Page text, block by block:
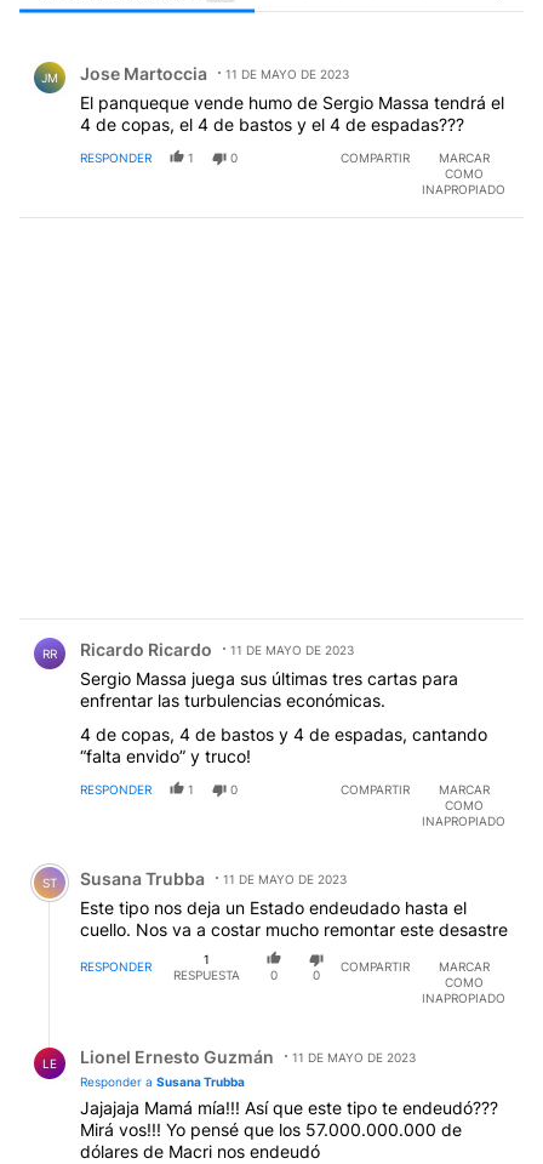
JM Jose Martoccia 11 DE MAYO DE 2023
El panqueque vende humo de Sergio Massa tendrá el
4 de copas, el 4 de bastos y el 4 de espadas???
RESPONDER 1 0 COMPARTIR
MARCAR
COMO
INAPROPIADO
RR Ricardo Ricardo 11 DE MAYO DE 2023
Sergio Massa juega sus últimas tres cartas para
enfrentar las turbulencias económicas.
4 de copas, 4 de bastos y 4 de espadas, cantando
“falta envido” y truco!
RESPONDER 1 0 COMPARTIR
MARCAR
COMO
INAPROPIADO
Comentario de Susana Trubba.
ST Susana Trubba 11 DE MAYO DE 2023
Este tipo nos deja un Estado endeudado hasta el
cuello. Nos va a costar mucho remontar este desastre
RESPONDER
1
RESPUESTA
0 0
COMPARTIR
MARCAR
COMO
INAPROPIADO
LE Lionel Ernesto Guzmán
11 DE MAYO DE 2023
Responder a Susana Trubba
Jajajaja Mamá mía!!! Así que este tipo te endeudó???
Mirá vos!!! Yo pensé que los 57.000.000.000 de
dólares de Macri nos endeudó